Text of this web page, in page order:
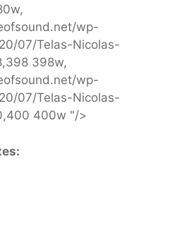
wp-
07/Telas-Nicolas-
398w,
wp-
07/Telas-Nicolas-
400w "/>